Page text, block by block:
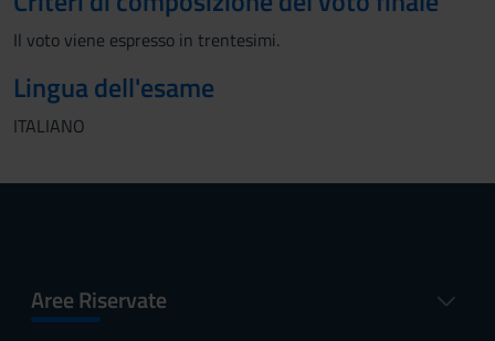
Il voto viene espresso in trentesimi.
Lingua dell'esame
ITALIANO
Aree Riservate